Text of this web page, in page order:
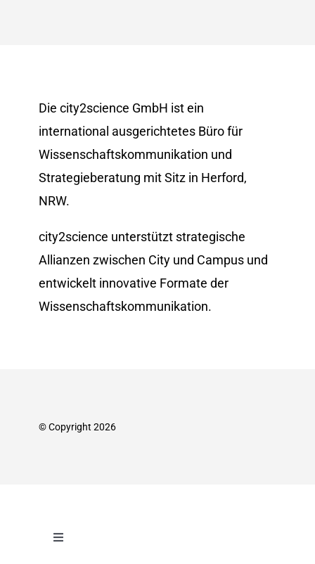
Die city2science GmbH ist ein
international ausgerichtetes Büro für
Wissenschaftskommunikation und
Strategieberatung mit Sitz in Herford,
NRW.
city2science unterstützt strategische
Allianzen zwischen City und Campus und
entwickelt innovative Formate der
Wissenschafts­kommunikation.
© Copyright 2026
Toggle